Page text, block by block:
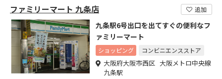
ファミリーマート 九条店 追加
九条駅6号出口を出てすぐの便利なフ
ァミリーマート
ショッピング コンビニエンスストア
大阪府大阪市西区 大阪メトロ中央線
九条駅